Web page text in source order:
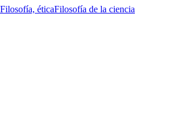
Filosofía, éticaFilosofía de la ciencia